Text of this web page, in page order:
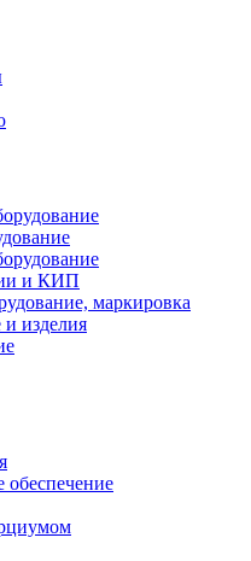
и КИП
маркировка
изделия